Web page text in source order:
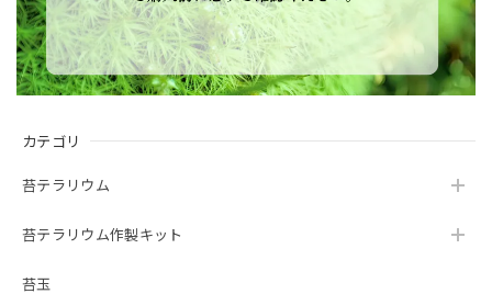
カテゴリ
苔テラリウム
苔テラリウム作製キット
苔玉